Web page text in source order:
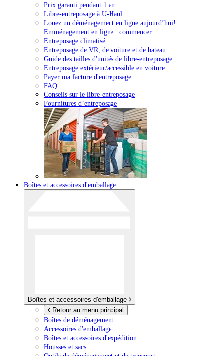
Prix garanti pendant 1 an
Libre-entreposage à U-Haul
Louez un déménagement en ligne aujourd’hui!
Emménagement en ligne : commencer
Entreposage climatisé
Entreposage de VR, de voiture et de bateau
Guide des tailles d'unités de libre-entreposage
Entreposage extérieur/accessible en voiture
Payer ma facture d'entreposage
FAQ
Conseils sur le libre-entreposage
Fournitures d’entreposage
Boîtes et accessoires d'emballage
Boîtes et accessoires d'emballage
Retour au menu principal
Boîtes de déménagement
Accessoires d'emballage
Boîtes et accessoires d'expédition
Housses et sacs